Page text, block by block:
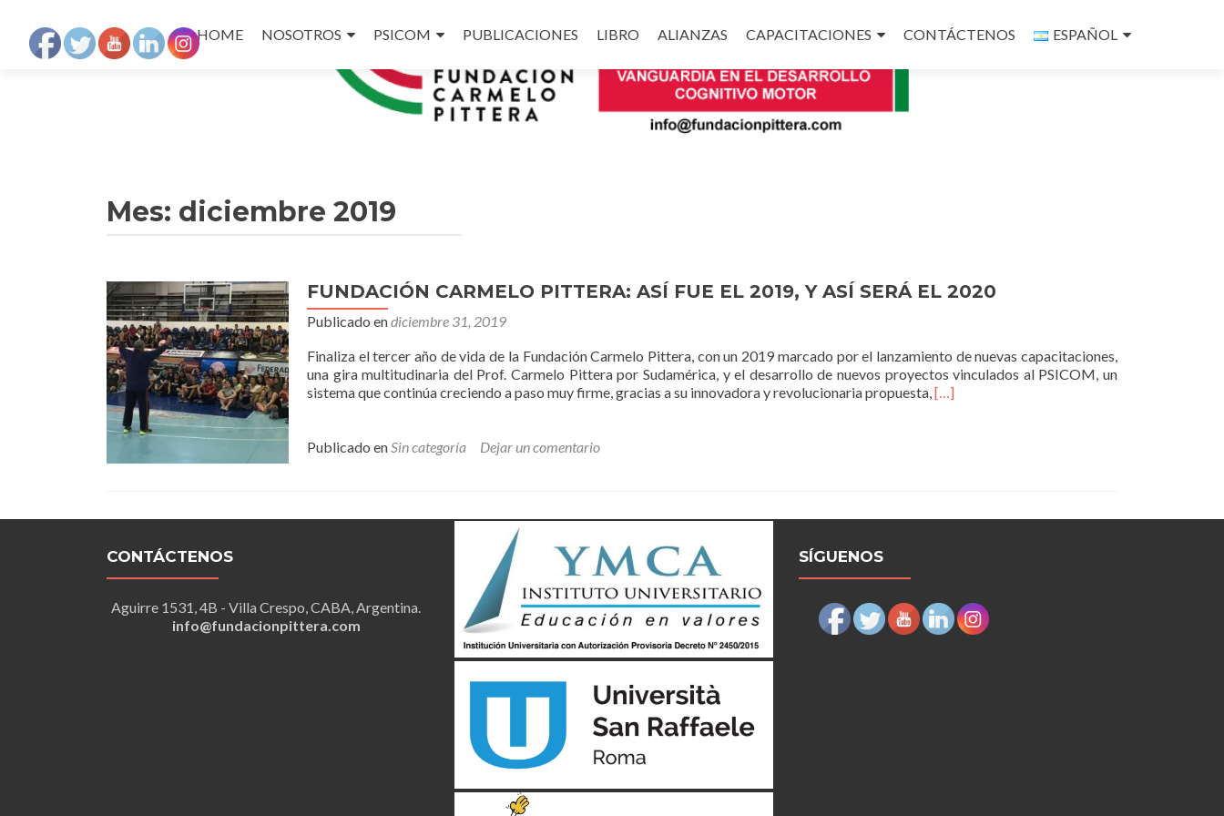
a
la
HOME NOSOTROS PSICOM PUBLICACIONES LIBRO ALIANZAS CAPACITACIONES CONTÁCTENOS ESPAÑOL
Mes: diciembre 2019
FUNDACIÓN CARMELO PITTERA: ASÍ FUE EL 2019, Y ASÍ SERÁ EL 2020
Publicado endiciembre 31, 2019
Finaliza el tercer año de vida de la Fundación Carmelo Pittera, con un 2019 marcado por el lanzamiento de nuevas capacitaciones,
una gira multitudinaria del Prof. Carmelo Pittera por Sudamérica, y el desarrollo de nuevos proyectos vinculados al PSICOM, un
sistema que continúa creciendo a paso muy firme, gracias a su innovadora y revolucionaria propuesta,Leer
EL
EL
2020
[…]
Publicado enSin categoría Dejar un comentario
CONTÁCTENOS
Aguirre 1531, 4B - Villa Crespo, CABA, Argentina.
info@fundacionpittera.com
SÍGUENOS